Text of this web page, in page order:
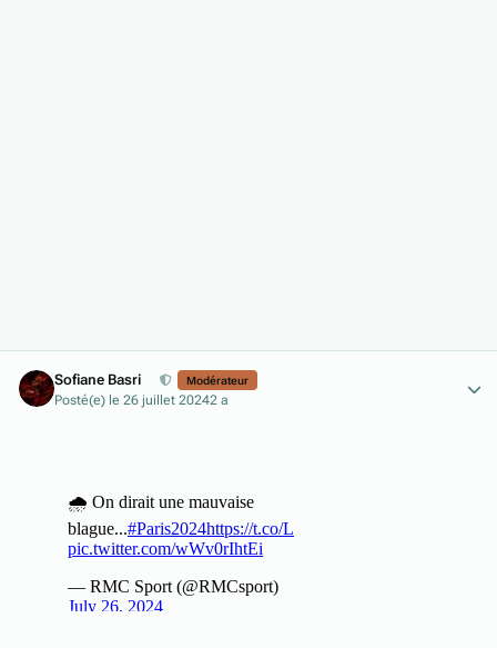
Sofiane Basri Modérateur
Posté(e) le 26 juillet 20242 a